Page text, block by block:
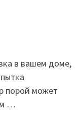
в вашем доме,
порой может
…